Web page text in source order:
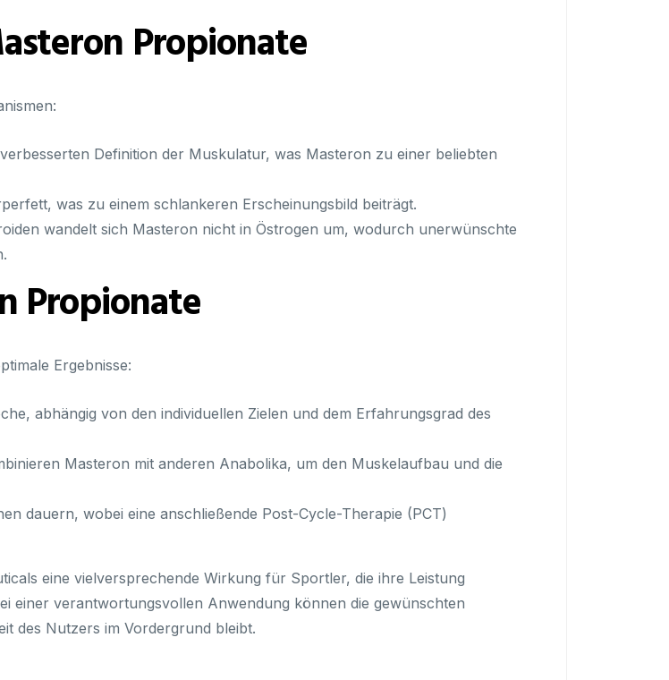
Propionate
Definition der Muskulatur, was Masteron zu einer beliebten
was zu einem schlankeren Erscheinungsbild beiträgt.
wandelt sich Masteron nicht in Östrogen um, wodurch unerwünschte
Propionate
Ergebnisse:
abhängig von den individuellen Zielen und dem Erfahrungsgrad des
Masteron mit anderen Anabolika, um den Muskelaufbau und die
dauern, wobei eine anschließende Post-Cycle-Therapie (PCT)
eine vielversprechende Wirkung für Sportler, die ihre Leistung
einer verantwortungsvollen Anwendung können die gewünschten
des Nutzers im Vordergrund bleibt.